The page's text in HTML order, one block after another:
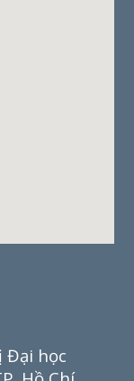
Đại học